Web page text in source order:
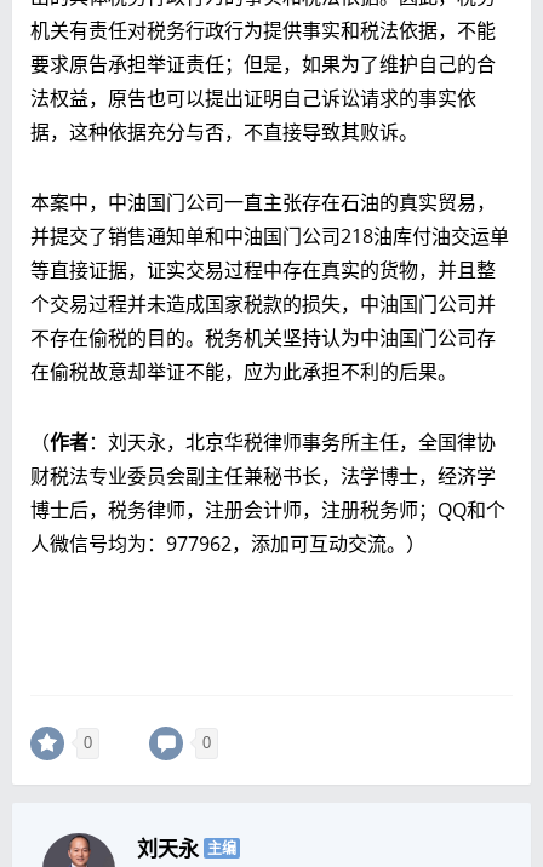
机关有责任对税务行政行为提供事实和税法依据，不能
要求原告承担举证责任；但是，如果为了维护自己的合
法权益，原告也可以提出证明自己诉讼请求的事实依
据，这种依据充分与否，不直接导致其败诉。
本案中，中油国门公司一直主张存在石油的真实贸易，
并提交了销售通知单和中油国门公司218油库付油交运单
等直接证据，证实交易过程中存在真实的货物，并且整
个交易过程并未造成国家税款的损失，中油国门公司并
不存在偷税的目的。税务机关坚持认为中油国门公司存
在偷税故意却举证不能，应为此承担不利的后果。
（作者：刘天永，北京华税律师事务所主任，全国律协
财税法专业委员会副主任兼秘书长，法学博士，经济学
博士后，税务律师，注册会计师，注册税务师；QQ和个
人微信号均为：977962，添加可互动交流。）
0 0
刘天永 主编